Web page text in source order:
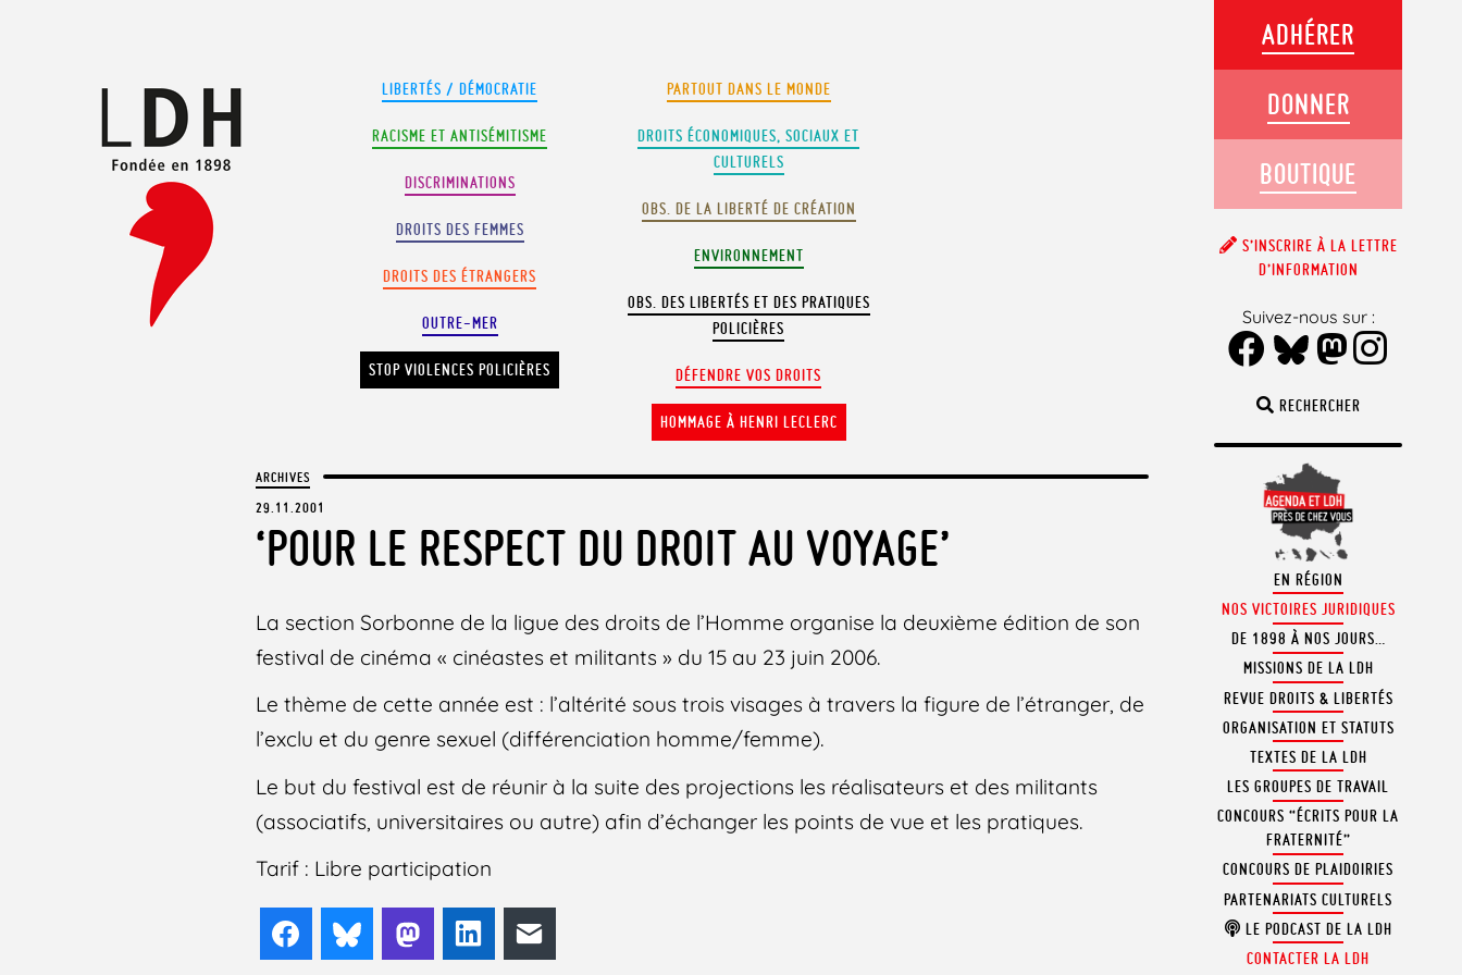
LIBERTÉS / DÉMOCRATIE
RACISME ET ANTISÉMITISME
DISCRIMINATIONS
DROITS DES FEMMES
DROITS DES ÉTRANGERS
OUTRE-MER
STOP VIOLENCES POLICIÈRES
PARTOUT DANS LE MONDE
DROITS ÉCONOMIQUES, SOCIAUX ET
CULTURELS
OBS. DE LA LIBERTÉ DE CRÉATION
ENVIRONNEMENT
OBS. DES LIBERTÉS ET DES PRATIQUES
POLICIÈRES
DÉFENDRE VOS DROITS
HOMMAGE À HENRI LECLERC
ARCHIVES
29.11.2001
‘POUR LE RESPECT DU DROIT AU VOYAGE’
La section Sorbonne de la ligue des droits de l’Homme organise la deuxième édition de son
festival de cinéma « cinéastes et militants » du 15 au 23 juin 2006.
Le thème de cette année est : l’altérité sous trois visages à travers la figure de l’étranger, de
l’exclu et du genre sexuel (différenciation homme/femme).
Le but du festival est de réunir à la suite des projections les réalisateurs et des militants
(associatifs, universitaires ou autre) afin d’échanger les points de vue et les pratiques.
Tarif : Libre participation
FacebookBlueskyMastodonLinkedIn
RECHERCHER
EN RÉGION
NOS VICTOIRES JURIDIQUES
DE 1898 À NOS JOURS…
MISSIONS DE LA LDH
REVUE DROITS & LIBERTÉS
ORGANISATION ET STATUTS
TEXTES DE LA LDH
LES GROUPES DE TRAVAIL
CONCOURS “ÉCRITS POUR LA
FRATERNITÉ”
CONCOURS DE PLAIDOIRIES
PARTENARIATS CULTURELS
LE PODCAST DE LA LDH
CONTACTER LA LDH
ADHÉRER
DONNER
BOUTIQUE
S’INSCRIRE À LA LETTRE
D’INFORMATION
Suivez-nous sur :